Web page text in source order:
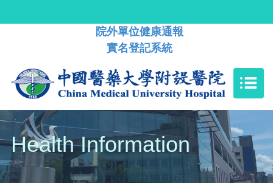
院外單位健康通報
實名登記系統
Health Information